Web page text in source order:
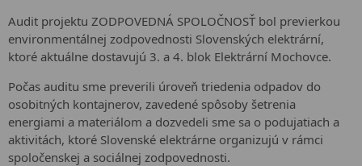
Audit projektu ZODPOVEDNÁ SPOLOČNOSŤ bol previerkou
environmentálnej zodpovednosti Slovenských elektrární,
ktoré aktuálne dostavujú 3. a 4. blok Elektrární Mochovce.
Počas auditu sme preverili úroveň triedenia odpadov do
osobitných kontajnerov, zavedené spôsoby šetrenia
energiami a materiálom a dozvedeli sme sa o podujatiach a
aktivitách, ktoré Slovenské elektrárne organizujú v rámci
spoločenskej a sociálnej zodpovednosti.